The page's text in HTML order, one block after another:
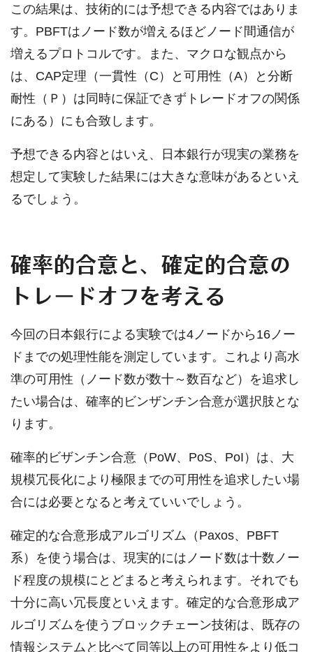
この結果は、技術的には予想できる内容ではありま
す。PBFTはノード数が増えるほどノード間通信が
増えるプロトコルです。また、マクロな観点から
は、CAP定理（一貫性（C）と可用性（A）と分断
耐性（Ｐ）は同時に保証できずトレードオフの関係
にある）にも合致します。
予想できる内容とはいえ、日本銀行が現実の業務を
想定して実験した結果には大きな意味があるといえ
るでしょう。
確率的合意と、確定的合意の
トレードオフを考える
今回の日本銀行による実験では4ノードから16ノー
ドまでの処理性能を測定しています。これより高水
準の可用性（ノード数が数十～数百など）を追求し
たい場合は、確率的ビンザンチン合意が選択肢とな
ります。
確率的ビザンチン合意（PoW、PoS、PoI）は、大
規模冗長化により極限までの可用性を追求したい場
合には必要となると考えていいでしょう。
確定的な合意形成アルゴリズム（Paxos、PBFT
系）を使う場合は、現実的にはノード数は十数ノー
ド程度の規模にとどまると考えられます。それでも
十分に高い冗長度といえます。確定的な合意形成ア
ルゴリズムを使うブロックチェーン技術は、既存の
情報システムと比べて同等以上の可用性をより低コ